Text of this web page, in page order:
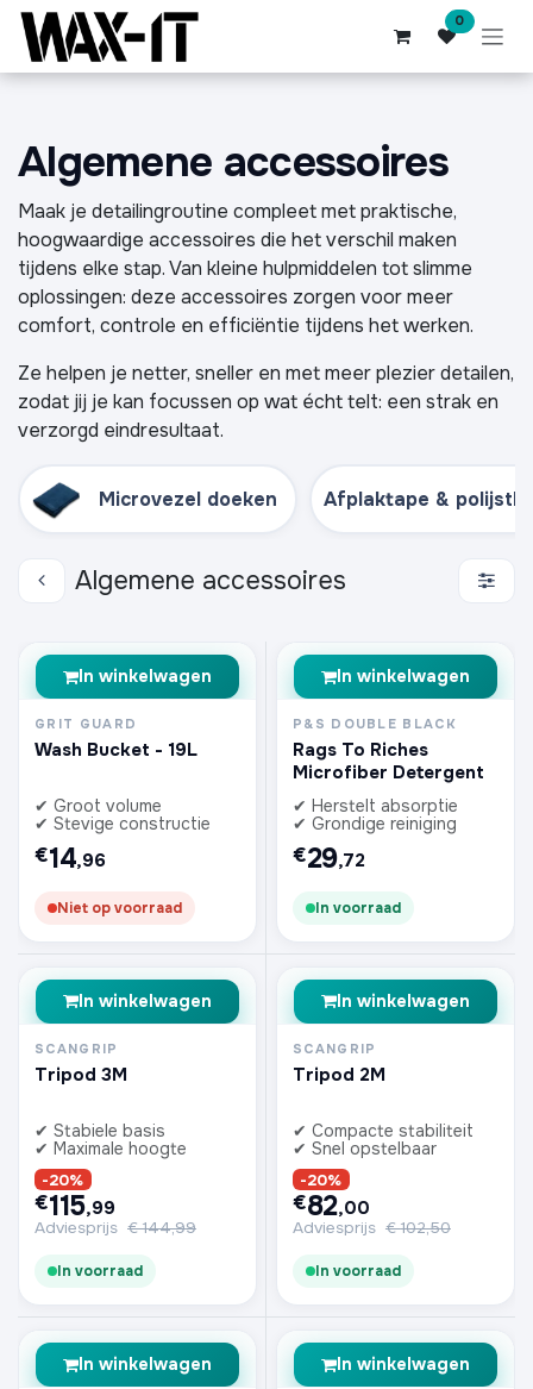
Overslaan naar inhoud 0
Algemene accessoires
Maak je detailing­routine compleet met praktische,
hoogwaardige accessoires die het verschil maken
tijdens elke stap. Van kleine hulpmiddelen tot slimme
oplossingen: deze accessoires zorgen voor meer
comfort, controle en efficiëntie tijdens het werken.
Ze helpen je netter, sneller en met meer plezier detailen,
zodat jij je kan focussen op wat écht telt: een strak en
verzorgd eindresultaat.
Microvezel doeken Afplaktape &
Algemene accessoires
In winkelwagen
GRIT GUARD
Wash Bucket - 19L
✔ Groot volume
✔ Stevige constructie
€14,96
Niet op voorraad
In winkelwagen
P&S DOUBLE BLACK
Rags To Riches
Microfiber Detergent
✔ Herstelt absorptie
✔ Grondige reiniging
€29,72
In voorraad
In winkelwagen
SCANGRIP
Tripod 3M
✔ Stabiele basis
✔ Maximale hoogte
-20%
€115,99
Adviesprijs €144,99
In voorraad
In winkelwagen
SCANGRIP
Tripod 2M
✔ Compacte stabiliteit
✔ Snel opstelbaar
-20%
€82,00
Adviesprijs €102,50
In voorraad
In winkelwagen In winkelwagen